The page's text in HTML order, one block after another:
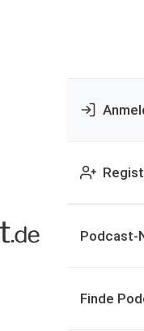
Podcast-
Finde